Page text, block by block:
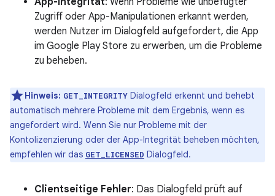
Zugriff oder App-Manipulationen erkannt werden,
werden Nutzer im Dialogfeld aufgefordert, die App
im Google Play Store zu erwerben, um die Probleme
zu beheben.
Hinweis: GET_INTEGRITY Dialogfeld erkennt und behebt
automatisch mehrere Probleme mit dem Ergebnis, wenn es
angefordert wird. Wenn Sie nur Probleme mit der
Kontolizenzierung oder der App-Integrität beheben möchten,
empfehlen wir das GET_LICENSED Dialogfeld.
Clientseitige Fehler: Das Dialogfeld prüft auf